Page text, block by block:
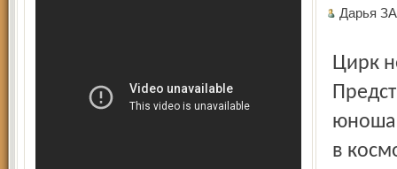
Дарья
Цирк необычен прежде всего своей историей.
юноша
в